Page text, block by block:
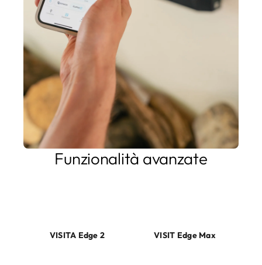
Funzionalità avanzate
VISITA Edge 2 VISIT Edge Max